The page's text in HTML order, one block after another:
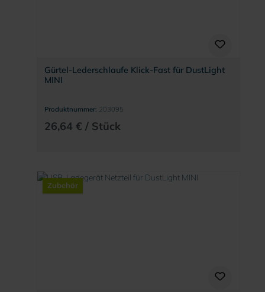
Gürtel-Lederschlaufe Klick-Fast für DustLight
MINI
Produktnummer: 203095
26,64 € / Stück
Zubehör